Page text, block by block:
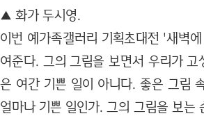
▲ 화가 두시영.
이번 예가족갤러리 기획초대전 '새벽
여준다. 그의 그림을 보면서 우리가
은 여간 기쁜 일이 아니다. 좋은 그림
얼마나 기쁜 일인가. 그의 그림을 보